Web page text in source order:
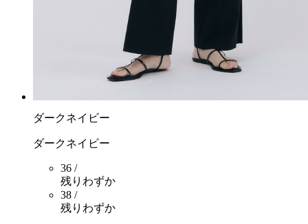
ダークネイビー
ダークネイビー
36 /
残りわずか
38 /
残りわずか